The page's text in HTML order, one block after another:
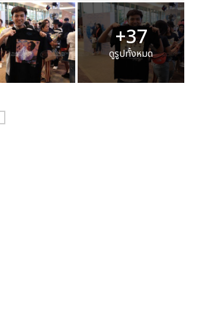
+37
ดูรูปทั้งหมด